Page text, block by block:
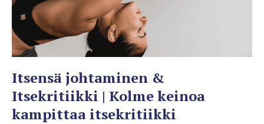
Itsensä johtaminen &
Itsekritiikki | Kolme keinoa
kampittaa itsekritiikki